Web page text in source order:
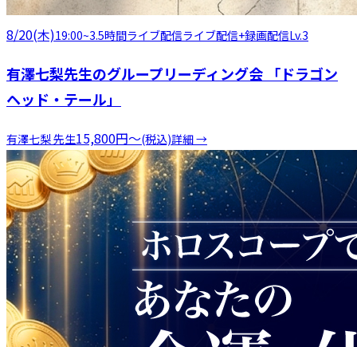
8/20(木)19:00~3.5時間ライブ配信ライブ配信+録画配信Lv.3
有澤七梨先生のグループリーディング会 「ドラゴン
ヘッド・テール」
有澤七梨先生15,800円〜(税込)詳細 →